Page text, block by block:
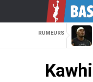
RUMEURS